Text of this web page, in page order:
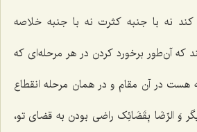
کند نه با جنبه کثرت نه با جنبه خلاصه
که آن‌طور برخورد کردن در هر مرحله‌ای که
در آن مقام و در همان مرحله انقطاع
وَ الرِّضَا بِقَضَائِک‌ راضی بودن به قضای تو،